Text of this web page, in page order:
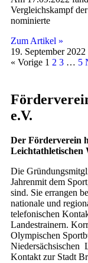
Vergleichskampf
nominierte
Zum Artikel »
19. September 2022
« Vorige 1 2 3 … 5
e.V.
Der Förderverein
Leichtathletischen
Die
Jahrenmit dem
sind. Sie errangen
nationale und
telefonischen
Landestrainern.
Olympischen
Niedersächsischen
Kontakt zur Stadt